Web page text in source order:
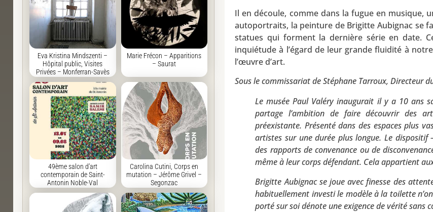
Eva Kristina Mindszenti –
Hôpital public, Visites
Privées – Monferran-Savès
Marie Frécon – Apparitions
– Saurat
49ème salon d’art
contemporain de Saint-
Antonin Noble-Val
Carolina Cutini, Corps en
mutation – Jérôme Grivel –
Segonzac
Il en découle, comme dans la fugue en musique,
autoportraits, la peinture de Brigitte Aubignac se
statues qui forment la dernière série en date.
inquiétude à l’égard de leur grande fluidité à
l’œuvre d’art.
Sous le commissariat de Stéphane Tarroux, Directeur
Le musée Paul Valéry inaugurait il y a 10 ans
partage l’ambition de faire découvrir des
préexistante. Présenté dans des espaces plus
artistes sur une durée plus longue. Le
des rapports de convenance ou de
même à leur corps défendant. Cela appartient
Brigitte Aubignac se joue avec finesse des
habituellement investi le modèle à la toilette
porté sur soi dénote une exigence de vérité sans